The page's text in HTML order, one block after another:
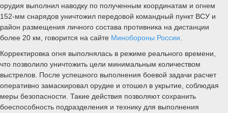
орудия выполнил наводку по полученным координатам и огнем
152-мм снарядов уничтожил передовой командный пункт ВСУ и
район размещения личного состава противника на дистанции
более 20 км, говорится на сайте Минобороны России.
Корректировка огня выполнялась в режиме реального времени,
что позволило уничтожить цели минимальным количеством
выстрелов. После успешного выполнения боевой задачи расчет
оперативно замаскировал орудие и отошел в укрытие, соблюдая
меры безопасности. Такие действия позволяют сохранить
боеспособность подразделения и технику для выполнения